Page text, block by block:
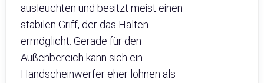
ausleuchten und besitzt meist einen
stabilen Griff, der das Halten
ermöglicht. Gerade für den
Außenbereich kann sich ein
Handscheinwerfer eher lohnen als